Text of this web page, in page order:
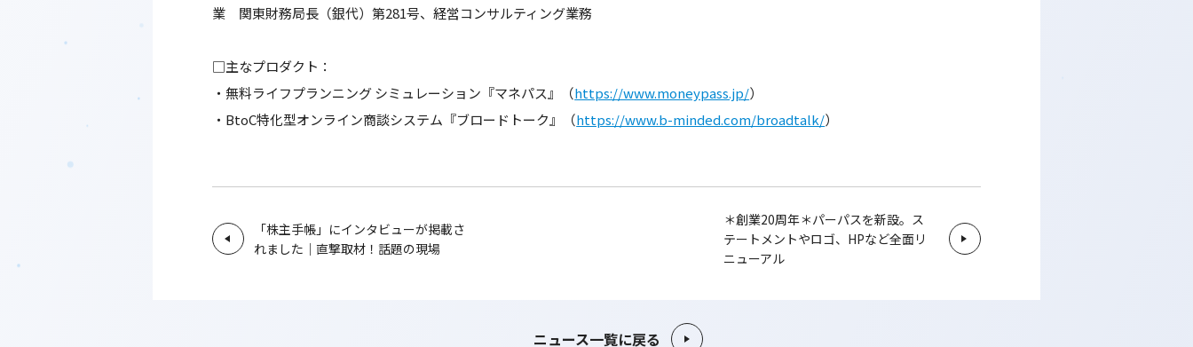
業 関東財務局長（銀代）第281号、経営コンサルティング業務
□主なプロダクト：
・無料ライフプランニング シミュレーション『マネパス』（https://www.moneypass.jp/）
・BtoC特化型オンライン商談システム『ブロードトーク』（https://www.b-minded.com/broadtalk/）
「株主手帳」にインタビューが掲載さ
れました｜直撃取材！話題の現場
＊創業20周年＊パーパスを新設。ス
テートメントやロゴ、HPなど全面リ
ニューアル
ニュース一覧に戻る